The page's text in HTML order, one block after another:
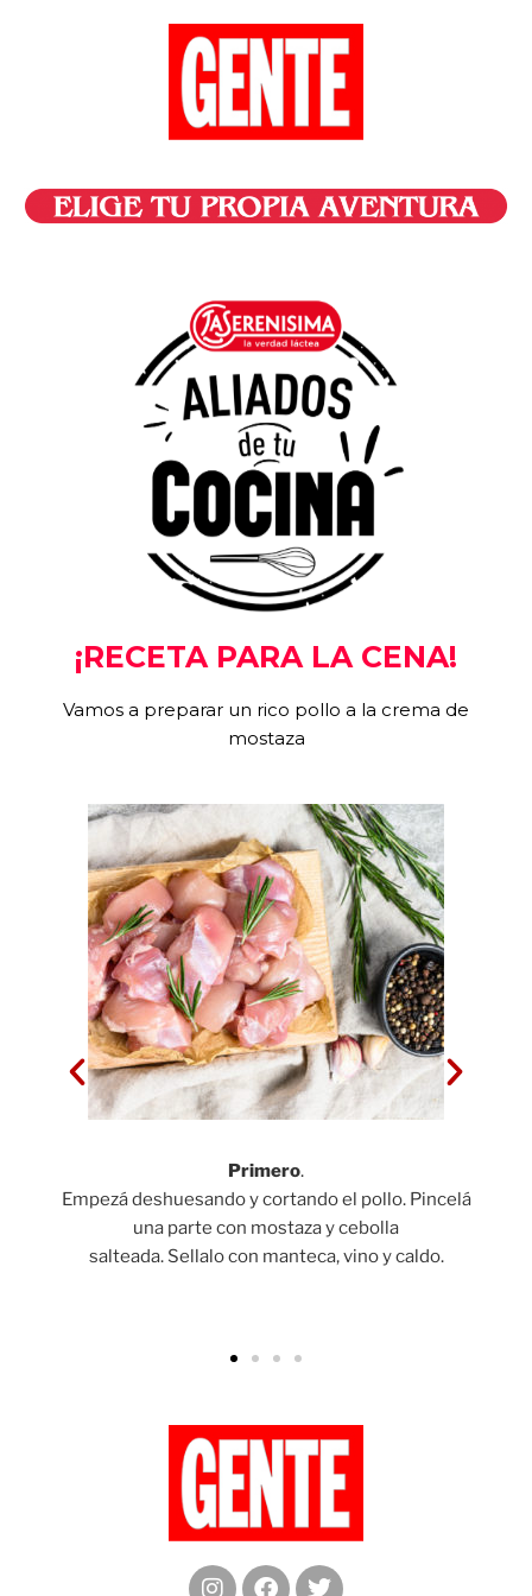
¡RECETA PARA LA CENA!
Vamos a preparar un rico pollo a la crema de
mostaza
Primero.
Empezá deshuesando y cortando el pollo. Pincelá
una parte con mostaza y cebolla
salteada. Sellalo con manteca, vino y caldo.